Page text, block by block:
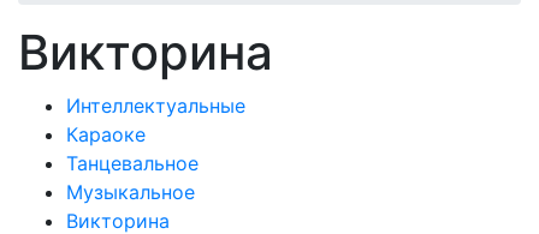
Викторина
Интеллектуальные
Караоке
Танцевальное
Музыкальное
Викторина